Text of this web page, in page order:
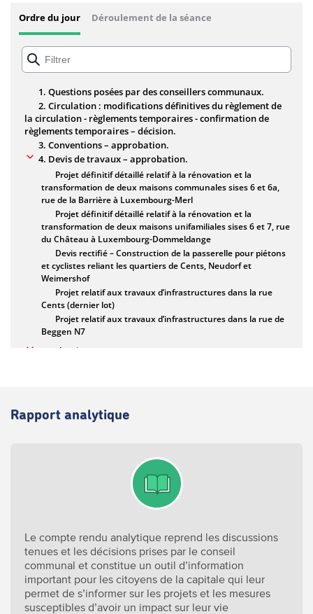
Rapport analytique
Le compte rendu analytique reprend les discussions
tenues et les décisions prises par le conseil
communal et constitue un outil d’information
important pour les citoyens de la capitale qui leur
permet de s’informer sur les projets et les mesures
susceptibles d’avoir un impact sur leur vie